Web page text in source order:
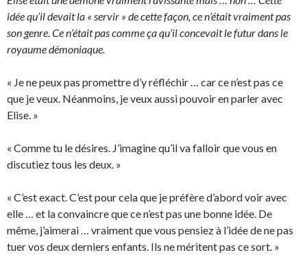
idée qu’il devait la « servir » de cette façon, ce n’était vraiment pas
son genre. Ce n’était pas comme ça qu’il concevait le futur dans le
royaume démoniaque.
« Je ne peux pas promettre d’y réfléchir … car ce n’est pas ce
que je veux. Néanmoins, je veux aussi pouvoir en parler avec
Elise. »
« Comme tu le désires. J’imagine qu’il va falloir que vous en
discutiez tous les deux. »
« C’est exact. C’est pour cela que je préfère d’abord voir avec
elle … et la convaincre que ce n’est pas une bonne idée. De
même, j’aimerai … vraiment que vous pensiez à l’idée de ne pas
tuer vos deux derniers enfants. Ils ne méritent pas ce sort. »